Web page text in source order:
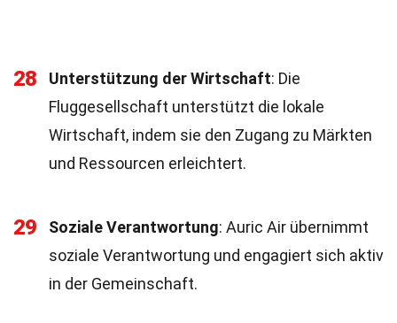
28 Unterstützung der Wirtschaft: Die
Fluggesellschaft unterstützt die lokale
Wirtschaft, indem sie den Zugang zu Märkten
und Ressourcen erleichtert.
29 Soziale Verantwortung: Auric Air übernimmt
soziale Verantwortung und engagiert sich aktiv
in der Gemeinschaft.